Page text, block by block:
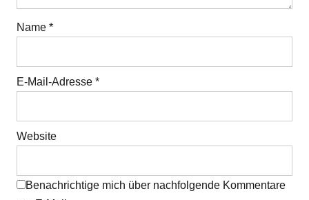
Name *
E-Mail-Adresse *
Website
Benachrichtige mich über nachfolgende Kommentare